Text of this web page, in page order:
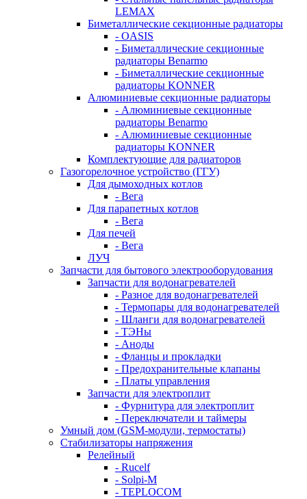
LEMAX
Биметаллические секционные радиаторы
- OASIS
- Биметаллические секционные
радиаторы Benarmo
- Биметаллические секционные
радиаторы KONNER
Алюминиевые секционные радиаторы
- Алюминиевые секционные
радиаторы Benarmo
- Алюминиевые секционные
радиаторы KONNER
Комплектующие для радиаторов
Газогорелочное устройство (ГГУ)
Для дымоходных котлов
- Вега
Для парапетных котлов
- Вега
Для печей
- Вега
ЛУЧ
Запчасти для бытового электрооборудования
Запчасти для водонагревателей
- Разное для водонагревателей
- Термопары для водонагревателей
- Шланги для водонагревателей
- ТЭНы
- Аноды
- Фланцы и прокладки
- Предохранительные клапаны
- Платы управления
Запчасти для электроплит
- Фурнитура для электроплит
- Переключатели и таймеры
Умный дом (GSM-модули, термостаты)
Cтабилизаторы напряжения
Релейный
- Rucelf
- Solpi-M
- TEPLOCOM